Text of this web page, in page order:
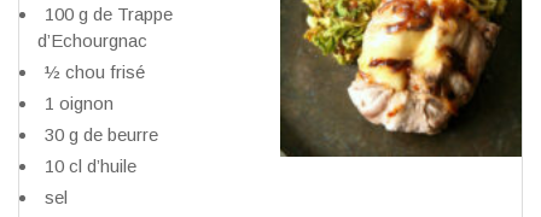
100 g de Trappe
d’Echourgnac
½ chou frisé
1 oignon
30 g de beurre
10 cl d’huile
sel